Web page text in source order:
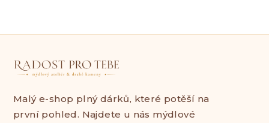
Malý e-shop plný dárků, které potěší na
první pohled. Najdete u nás mýdlové